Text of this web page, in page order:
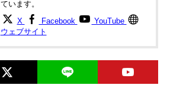
ています。
X Facebook
YouTube
ウェブサイト